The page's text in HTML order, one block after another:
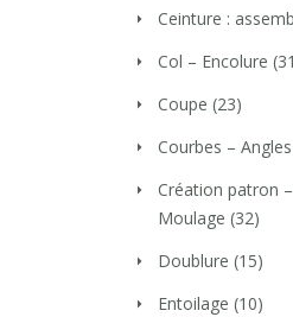
Ceinture :
Col – Encolure
Coupe (23)
Courbes – Angles
Création patron
Moulage (32)
Doublure (15)
Entoilage (10)